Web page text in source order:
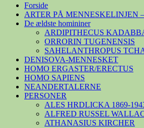
Forside
ARTER PÅ MENNESKELINJEN
De ældste homininer
ARDIPITHECUS
ORRORIN TUGENENSIS
SAHELANTHROPUS
DENISOVA-MENNESKET
HOMO ERGASTER/ERECTUS
HOMO SAPIENS
NEANDERTALERNE
PERSONER
ALES HRDLICKA 1869-
ALFRED RUSSEL
ATHANASIUS KIRCHER